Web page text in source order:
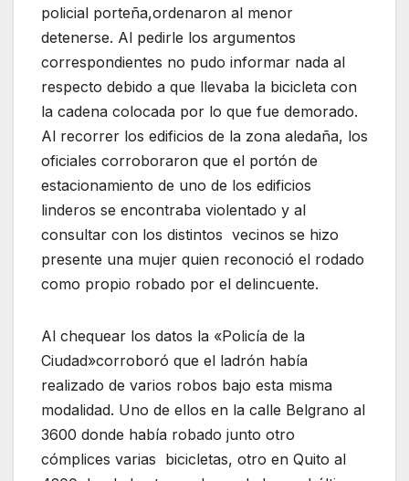
policial porteña,ordenaron al menor
detenerse. Al pedirle los argumentos
correspondientes no pudo informar nada al
respecto debido a que llevaba la bicicleta con
la cadena colocada por lo que fue demorado.
Al recorrer los edificios de la zona aledaña, los
oficiales corroboraron que el portón de
estacionamiento de uno de los edificios
linderos se encontraba violentado y al
consultar con los distintos vecinos se hizo
presente una mujer quien reconoció el rodado
como propio robado por el delincuente.
Al chequear los datos la «Policía de la
Ciudad»corroboró que el ladrón había
realizado de varios robos bajo esta misma
modalidad. Uno de ellos en la calle Belgrano al
3600 donde había robado junto otro
cómplices varias bicicletas, otro en Quito al